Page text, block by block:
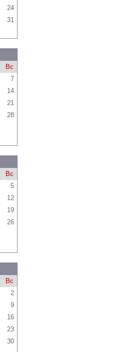
24
31
Вс
7
14
21
28
Вс
5
12
19
26
Вс
2
9
16
23
30